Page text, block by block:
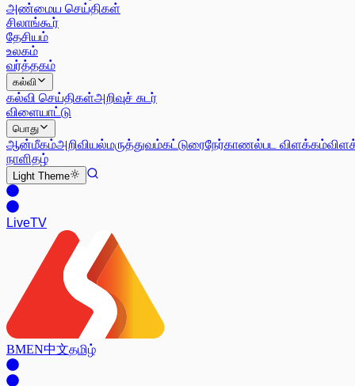
அண்மைய செய்திகள்
சிலாங்கூர்
தேசியம்
உலகம்
வர்த்தகம்
கல்வி
கல்வி செய்திகள்அறிவுச் சுடர்
விளையாட்டு
பொது
ஆன்மீகம்அறிவியல்மருத்துவம்கட்டுரைநேர்காணல்பட விளக்கம்
நாளிதழ்
Light Theme
LiveTV
BMEN中文தமிழ்